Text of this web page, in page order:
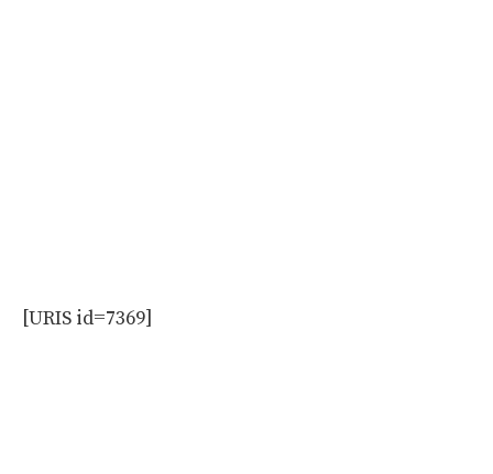
[URIS id=7369]